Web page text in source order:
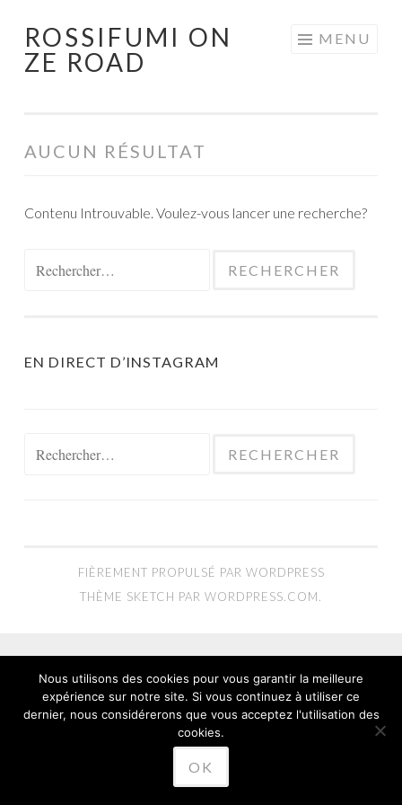
Aller
au
ROSSIFUMI ON
ZE ROAD
MENU
AUCUN RÉSULTAT
Contenu Introuvable. Voulez-vous lancer une recherche?
EN DIRECT D’INSTAGRAM
FIÈREMENT PROPULSÉ PAR WORDPRESS
THÈME SKETCH PAR WORDPRESS.COM
Nous utilisons des cookies pour vous garantir la meilleure
expérience sur notre site. Si vous continuez à utiliser ce
dernier, nous considérerons que vous acceptez l'utilisation des
cookies.
OK